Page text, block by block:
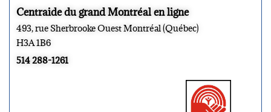
Centraide du grand Montréal en ligne
493, rue Sherbrooke Ouest Montréal (Québec)
H3A 1B6
514 288-1261